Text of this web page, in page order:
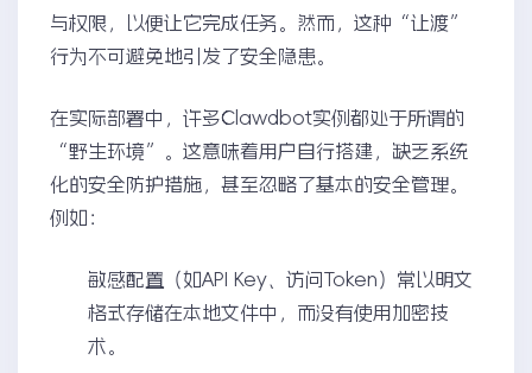
与权限，以便让它完成任务。然而，这种“让渡”
行为不可避免地引发了安全隐患。
在实际部署中，许多Clawdbot实例都处于所谓的
“野生环境”。这意味着用户自行搭建，缺乏系统
化的安全防护措施，甚至忽略了基本的安全管理。
例如：
敏感配置（如API Key、访问Token）常以明文
格式存储在本地文件中，而没有使用加密技
术。